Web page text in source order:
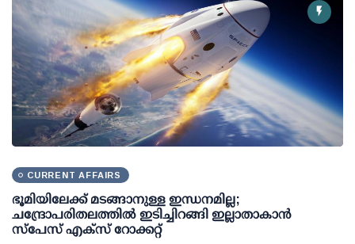
CURRENT AFFAIRS
ഭൂമിയിലേക്ക് മടങ്ങാനുള്ള ഇന്ധനമില്ല;
ചന്ദ്രോപരിതലത്തില്‍ ഇടിച്ചിറങ്ങി ഇല്ലാതാകാന്‍
സ്പേസ് എക്‌സ് റോക്കറ്റ്